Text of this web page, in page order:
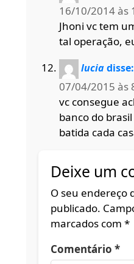
16/10/2014 às
Jhoni vc tem
tal operação,
lucia disse:
07/04/2015 às
vc consegue
banco do
batida cada
Deixe um
O seu endereço
publicado.
marcados com *
Comentário *